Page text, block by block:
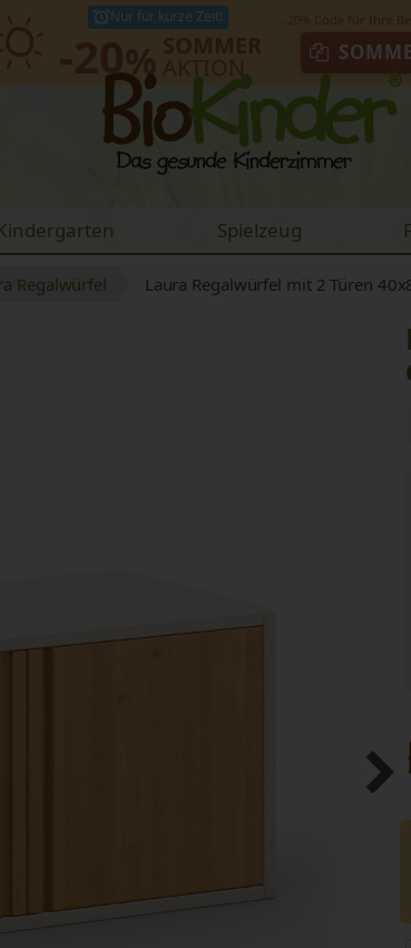
Nur für kurze Zeit!
-20% AKTION
Spielzeug
Regalwürfel Laura Regalwürfel mit 2 Türen